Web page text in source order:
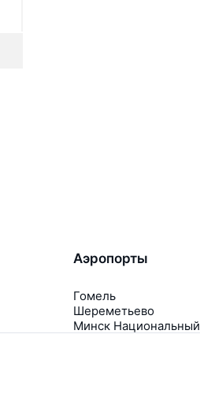
Аэропорты
Гомель
Шереметьево
Минск Национальный